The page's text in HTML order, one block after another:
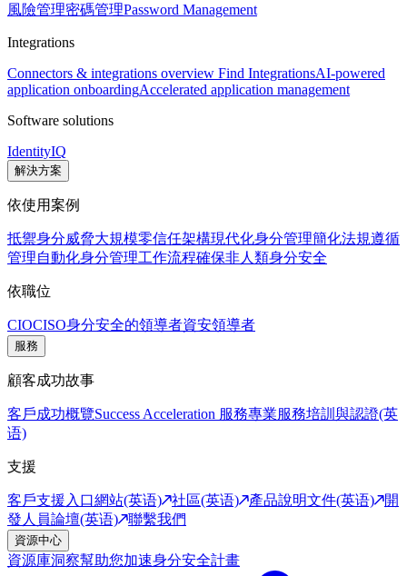
風險管理密碼管理Password Management
Integrations
Connectors & integrations overview Find IntegrationsAI-powered
application onboardingAccelerated application management
Software solutions
IdentityIQ
解決方案
依使用案例
抵禦身分威脅大規模零信任架構現代化身分管理簡化法規遵循
管理自動化身分管理工作流程確保非人類身分安全
依職位
CIOCISO身分安全的領導者資安領導者
服務
顧客成功故事
客戶成功概覽Success Acceleration 服務專業服務培訓與認證(英
语)
支援
客戶支援入口網站(英语) 社區(英语) 產品說明文件(英语)
開
發人員論壇(英语)
聯繫我們
資源中心
資源庫洞察幫助您加速身分安全計畫